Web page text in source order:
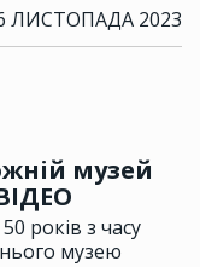
ЛИСТОПАДА 2023
музей
років з часу
музею